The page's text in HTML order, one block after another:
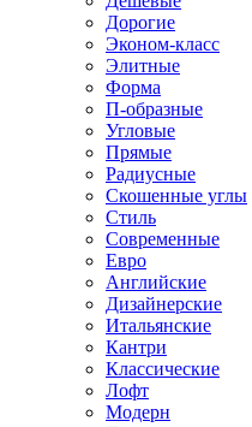
Дорогие
Эконом-класс
Элитные
Форма
П-образные
Угловые
Прямые
Радиусные
Скошенные углы
Стиль
Современные
Евро
Английские
Дизайнерские
Итальянские
Кантри
Классические
Лофт
Модерн